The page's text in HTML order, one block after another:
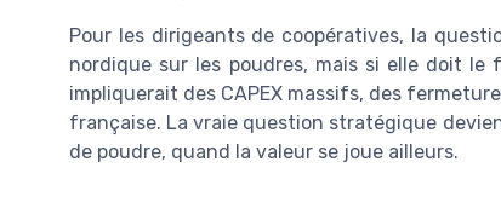
Pour les dirigeants de coopératives, la
nordique sur les poudres, mais si elle doit
impliquerait des CAPEX massifs, des
française. La vraie question stratégique
de poudre, quand la valeur se joue ailleurs.